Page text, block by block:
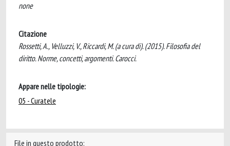
none
Citazione
Rossetti, A., Velluzzi, V., Riccardi, M. (a cura di). (2015). Filosofia del
diritto. Norme, concetti, argomenti. Carocci.
Appare nelle tipologie:
05 - Curatele
File in questo prodotto: